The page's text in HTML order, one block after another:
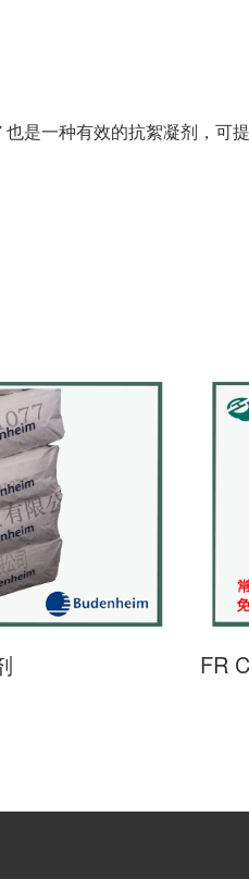
是一种有效的抗絮凝剂，可
FR